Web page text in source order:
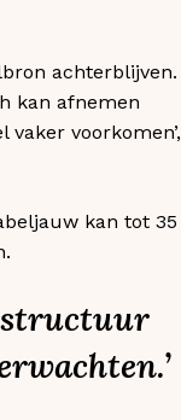
achterblijven.
kan afnemen
voorkomen’,
kan tot 35
structuur